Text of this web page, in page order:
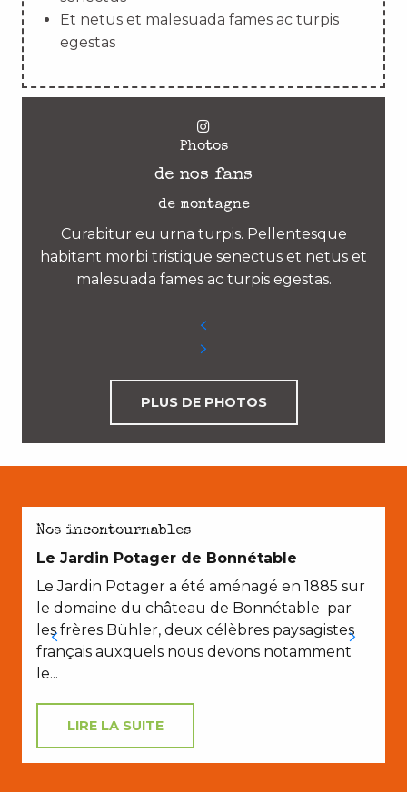
Et netus et malesuada fames ac turpis
egestas
Photos
de nos fans
de montagne
Curabitur eu urna turpis. Pellentesque
habitant morbi tristique senectus et netus et
malesuada fames ac turpis egestas.
PLUS DE PHOTOS
AVEC LES ENFANTS
Nos incontournables
Le Jardin Potager de Bonnétable
Le Jardin Potager a été aménagé en 1885 sur
le domaine du château de Bonnétable par
les frères Bühler, deux célèbres paysagistes
français auxquels nous devons notamment
le...
LIRE LA SUITE